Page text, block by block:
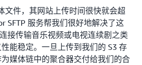
文件，其网站上传时间很快就会超
SFTP 服务帮我们很好地解决了这
接传输音乐视频或电视连续剧之类
能稳定。一旦上传到我们的 S3 存
媒体链中的聚合器交付给我们的合